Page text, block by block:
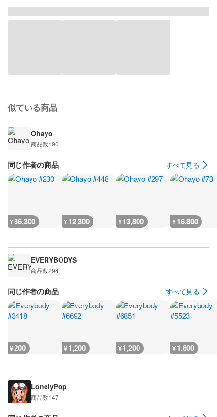
似ている商品
Ohayo
商品数196
同じ作者の商品 すべて見る
¥36,300 ¥12,300 ¥13,800 ¥16,800
EVERYBODYS
商品数294
同じ作者の商品 すべて見る
¥200 ¥1,200 ¥1,200 ¥1,800
LonelyPop
商品数147